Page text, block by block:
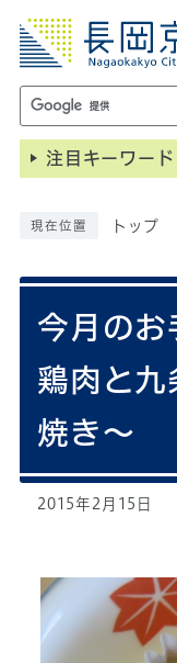
注目キーワード
現在位置 トップ
今月のお
鶏肉と九
焼き～
2015年2月15日